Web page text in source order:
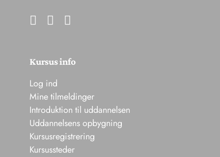
Kursus info
Log ind
Mine tilmeldinger
Introduktion til uddannelsen
Uddannelsens opbygning
Kursusregistrering
Kursussteder